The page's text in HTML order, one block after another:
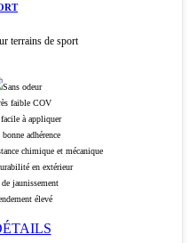
terrains de sport
Sans odeur
faible COV
à appliquer
bonne adhérence
chimique et mécanique
en extérieur
de jaunissement
élevé